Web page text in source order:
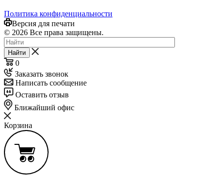
Политика конфиденциальности
Версия для печати
© 2026 Все права защищены.
Найти
0
Заказать звонок
Написать сообщение
Оставить отзыв
Ближайший офис
Корзина